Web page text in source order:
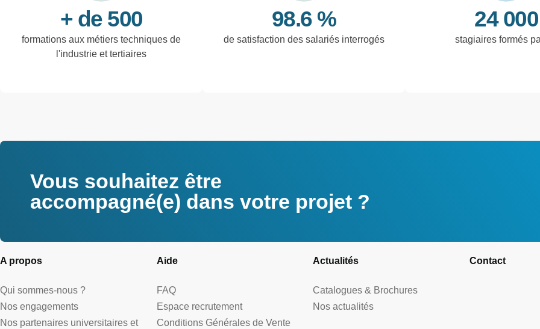
+ de 500
formations aux métiers techniques de
l'industrie et tertiaires
98.6 %
de satisfaction des salariés interrogés
24 000
stagiaires formés
Vous souhaitez être
accompagné(e) dans votre projet ?
A propos
Qui sommes-nous ?
Nos engagements
Nos partenaires universitaires et
Aide
FAQ
Espace recrutement
Conditions Générales de Vente
Actualités
Catalogues & Brochures
Nos actualités
Contact